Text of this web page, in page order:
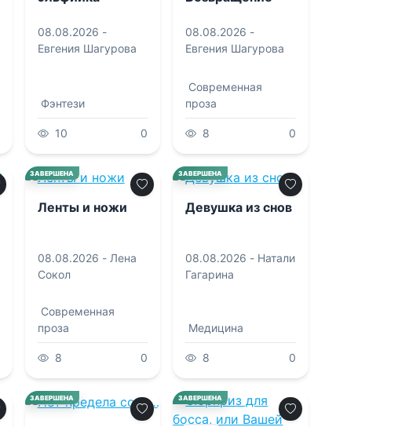
08.08.2026 -
Евгения Шагурова
Фэнтези
10 0
08.08.2026 -
Евгения Шагурова
Современная
проза
8 0
ЗАВЕРШЕНА
0.0
Ленты и ножи
08.08.2026 - Лена
Сокол
Современная
проза
8 0
ЗАВЕРШЕНА
0.0
Девушка из снов
08.08.2026 - Натали
Гагарина
Медицина
8 0
ЗАВЕРШЕНА
0.0 ЗАВЕРШЕНА